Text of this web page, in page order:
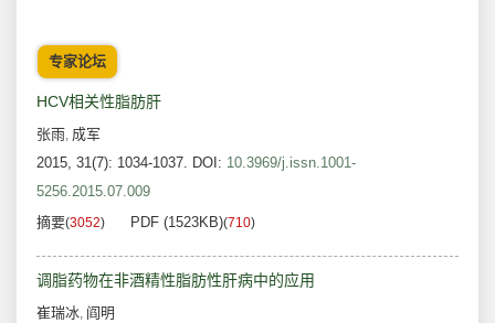
专家论坛
HCV相关性脂肪肝
张雨, 成军
2015, 31(7): 1034-1037. DOI: 10.3969/j.issn.1001-
5256.2015.07.009
摘要(3052) PDF (1523KB)(710)
调脂药物在非酒精性脂肪性肝病中的应用
崔瑞冰, 阎明